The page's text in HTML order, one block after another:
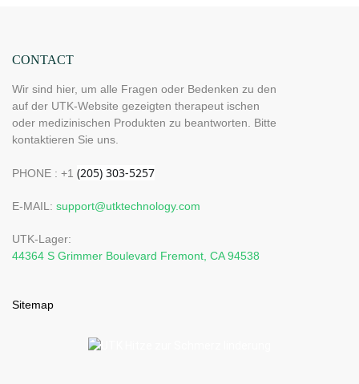
CONTACT
Wir sind hier, um alle Fragen oder Bedenken zu den
auf der UTK-Website gezeigten therapeut ischen
oder medizinischen Produkten zu beantworten. Bitte
kontaktieren Sie uns.
PHONE : +1
E-MAIL: support@utktechnology.com
UTK-Lager:
44364 S Grimmer Boulevard Fremont, CA 94538
Sitemap